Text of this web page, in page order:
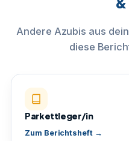
Andere Azubis aus
diese
Parkettleger/in
Zum Berichtsheft →